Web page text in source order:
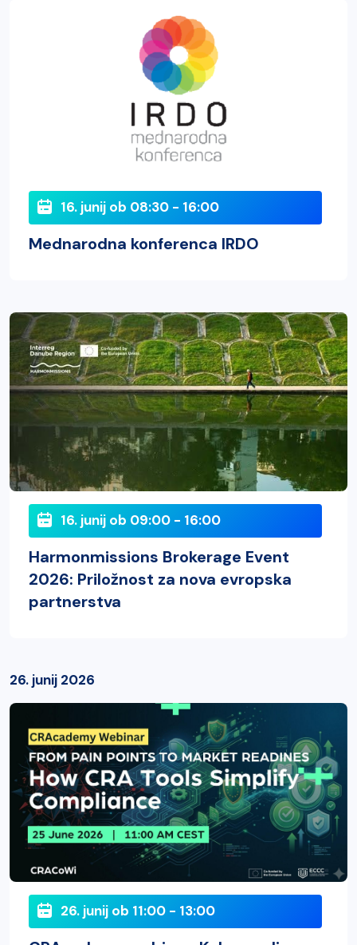
16. junij ob 08:30 - 16:00
Mednarodna konferenca IRDO
16. junij ob 09:00 - 16:00
Harmonmissions Brokerage Event
2026: Priložnost za nova evropska
partnerstva
26. junij 2026
26. junij ob 11:00 - 13:00